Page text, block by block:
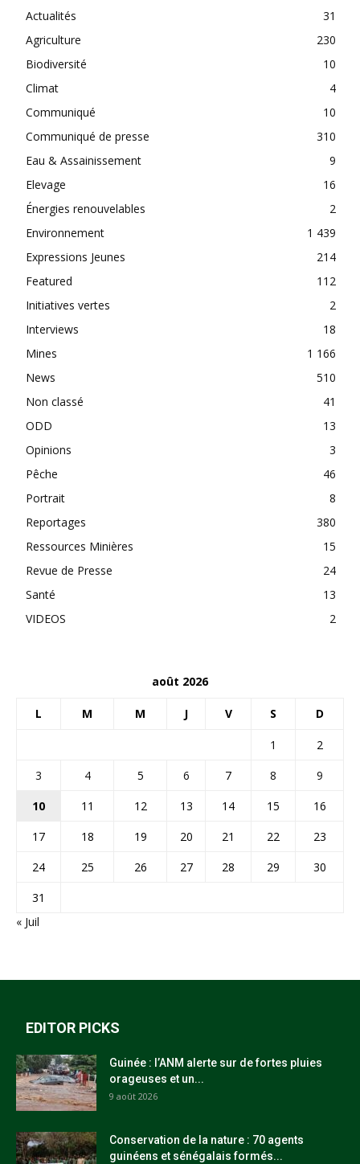
Actualités
31
Agriculture
230
Biodiversité
10
Climat
4
Communiqué
10
Communiqué de presse
310
Eau & Assainissement
9
Elevage
16
Énergies renouvelables
2
Environnement
1 439
Expressions Jeunes
214
Featured
112
Initiatives vertes
2
Interviews
18
Mines
1 166
News
510
Non classé
41
ODD
13
Opinions
3
Pêche
46
Portrait
8
Reportages
380
Ressources Minières
15
Revue de Presse
24
Santé
13
VIDEOS
2
août 2026
L M M J V S D
1
2
3
4 5 6 7 8
9
10
11 12 13 14 15
16
17
18 19 20 21 22
23
24
25 26 27 28 29
30
31
« Juil
EDITOR PICKS
Guinée : l’ANM alerte sur de fortes pluies
orageuses et un...
9 août 2026
Conservation de la nature : 70 agents
guinéens et sénégalais formés...